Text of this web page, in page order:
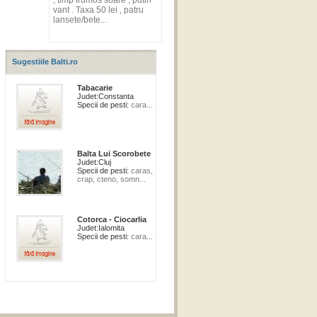
vant . Taxa 50 lei , patru
lansete/bete...
Sugestiile Balti.ro
Tabacarie
Judet:Constanta
Specii de pesti: cara...
Balta Lui Scorobete
Judet:Cluj
Specii de pesti: caras,
crap, cteno, somn...
Cotorca - Ciocarlia
Judet:Ialomita
Specii de pesti: cara...